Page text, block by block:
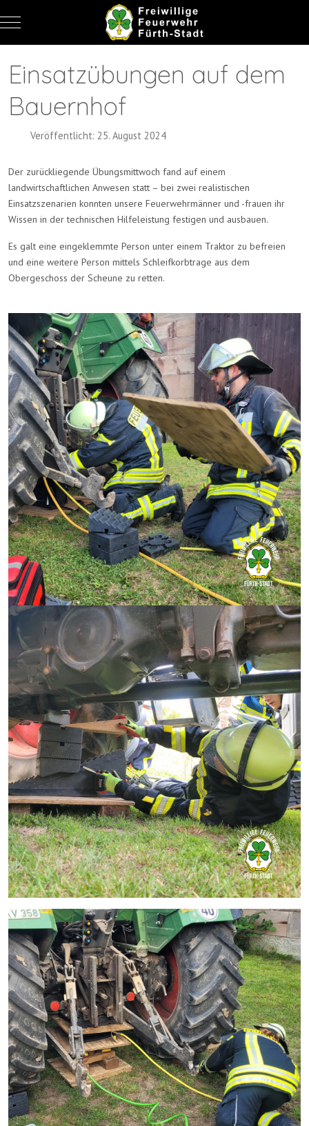
Mobile Menu Toggle
Einsatzübungen auf dem
Bauernhof
Veröffentlicht: 25. August 2024
Der zurückliegende Übungsmittwoch fand auf einem
landwirtschaftlichen Anwesen statt – bei zwei realistischen
Einsatzszenarien konnten unsere Feuerwehrmänner und -frauen ihr
Wissen in der technischen Hilfeleistung festigen und ausbauen.
Es galt eine eingeklemmte Person unter einem Traktor zu befreien
und eine weitere Person mittels Schleifkorbtrage aus dem
Obergeschoss der Scheune zu retten.